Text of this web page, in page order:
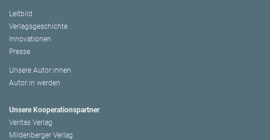
Leitbild
Verlagsgeschichte
Innovationen
Presse
Unsere Autor:innen
Autor:in werden
Unsere Kooperationspartner
Veritas Verlag
Mildenberger Verlag